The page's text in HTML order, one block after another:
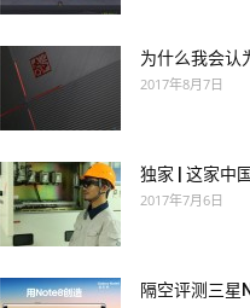
为什么我会认
2017年8月7日
独家 | 这家中
2017年7月6日
隔空评测三星